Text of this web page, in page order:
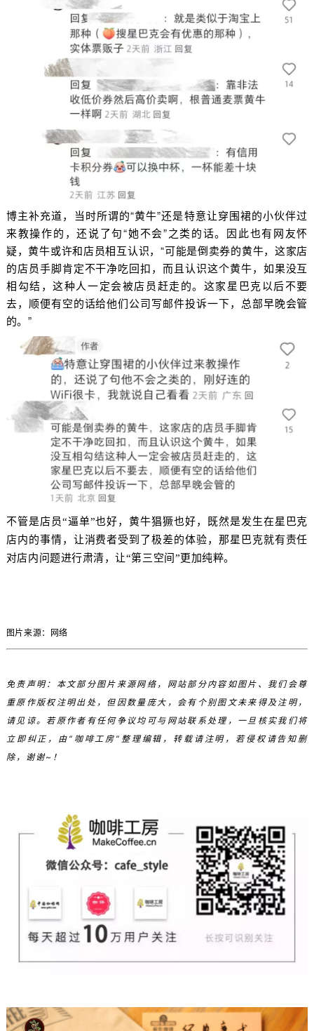
博主补充道，当时所谓的“黄牛”还是特意让穿围裙的小伙伴过
来教操作的，还说了句“她不会”之类的话。因此也有网友怀
疑，黄牛或许和店员相互认识，“可能是倒卖券的黄牛，这家店
的店员手脚肯定不干净吃回扣，而且认识这个黄牛，如果没互
相勾结，这种人一定会被店员赶走的。这家星巴克以后不要
去，顺便有空的话给他们公司写邮件投诉一下，总部早晚会管
的。”
不管是店员“逼单”也好，黄牛猖獗也好，既然是发生在星巴克
店内的事情，让消费者受到了极差的体验，那星巴克就有责任
对店内问题进行肃清，让“第三空间”更加纯粹。
图片来源：网络
免责声明：本文部分图片来源网络，网站部分内容如图片、我们会尊
重原作版权注明出处，但因数量庞大，会有个别图文未来得及注明，
请见谅。若原作者有任何争议均可与网站联系处理，一旦核实我们将
立即纠正，由“咖啡工房”整理编辑，转载请注明，若侵权请告知删
除，谢谢~！